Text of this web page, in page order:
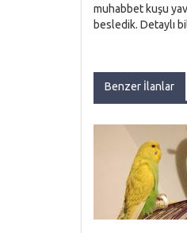
muhabbet kuşu
besledik. Detaylı
Benzer İlanlar